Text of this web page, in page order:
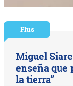
Plus
Miguel
enseña que
la tierra”